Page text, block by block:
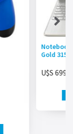
Notebook
Gold
U$S